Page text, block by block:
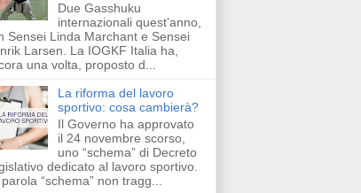
Due Gasshuku
internazionali quest’anno,
Sensei Linda Marchant e Sensei
Larsen. La IOGKF Italia ha,
una volta, proposto d...
La riforma del lavoro
sportivo: cosa cambierà?
Il Governo ha approvato
il 24 novembre scorso,
uno “schema” di Decreto
dedicato al lavoro sportivo.
“schema” non tragg...